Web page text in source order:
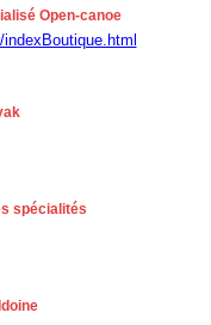
Open-canoe
spécialités